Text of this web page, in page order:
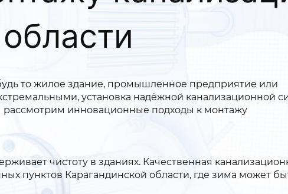
то жилое здание, промышленное предприятие или
установка надёжной канализационной
рассмотрим инновационные подходы к монтажу
чистоту в зданиях. Качественная
пунктов Карагандинской области, где зима может